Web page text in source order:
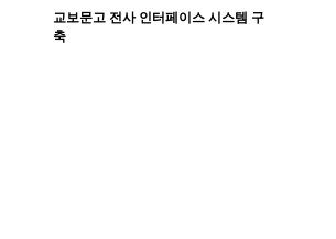
교보문고 전사 인터페이스 시스템 구
축